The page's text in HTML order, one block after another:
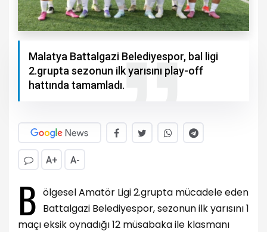
Malatya Battalgazi Belediyespor, bal ligi
2.grupta sezonun ilk yarısını play-off
hattında tamamladı.
A+ A-
B ölgesel Amatör Ligi 2.grupta mücadele eden
Battalgazi Belediyespor, sezonun ilk yarısını 1
maçı eksik oynadığı 12 müsabaka ile klasmanı